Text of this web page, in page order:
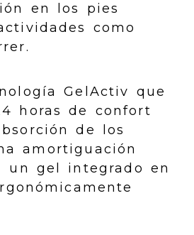
en los pies
como
GelActiv que
horas de confort
de los
amortiguación
un gel integrado en